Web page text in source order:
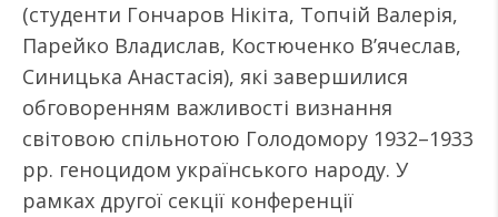
(студенти Гончаров Нікіта, Топчій Валерія,
Парейко Владислав, Костюченко В’ячеслав,
Синицька Анастасія), які завершилися
обговоренням важливості визнання
світовою спільнотою Голодомору 1932–1933
рр. геноцидом українського народу. У
рамках другої секції конференції